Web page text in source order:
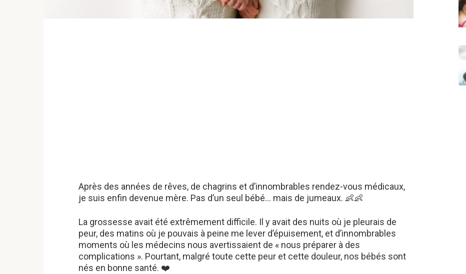
Après des années de rêves, de chagrins et d’innombrables rendez-vous médicaux,
je suis enfin devenue mère. Pas d’un seul bébé… mais de jumeaux. 👶👶
La grossesse avait été extrêmement difficile. Il y avait des nuits où je pleurais de
peur, des matins où je pouvais à peine me lever d’épuisement, et d’innombrables
moments où les médecins nous avertissaient de « nous préparer à des
complications ». Pourtant, malgré toute cette peur et cette douleur, nos bébés sont
nés en bonne santé. ❤️